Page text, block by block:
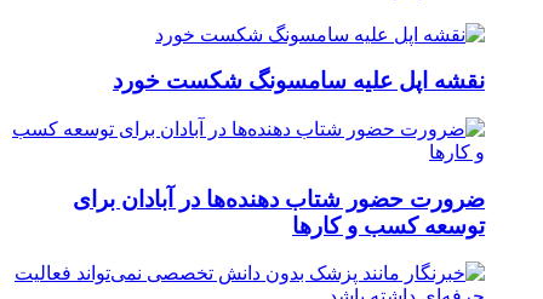
نقشه اپل علیه سامسونگ شکست خورد
ضرورت حضور شتاب ‌دهنده‌ها در آبادان برای
توسعه کسب‌ و کارها